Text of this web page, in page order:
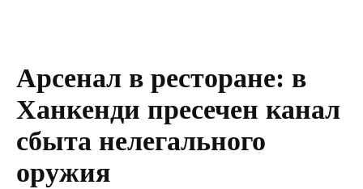
Арсенал в ресторане: в
Ханкенди пресечен канал
сбыта нелегального
оружия